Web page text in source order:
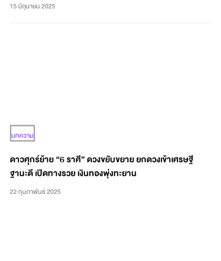
15 มิถุนายน 2025
บทความ
ดาวศุกร์ย้าย “6 ราศี” ดวงขยับขยาย ยกดวงเข้าเศรษฐี
ฐานะดี เปิดทางรวย เงินทองพุ่งทะยาน
22 กุมภาพันธ์ 2025